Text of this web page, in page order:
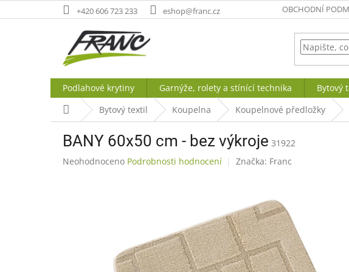
na
+420 606 723 233 eshop@franc.cz OBCHODNÍ
Podlahové krytiny Garnýže, rolety a stínící technika Bytový
Domů Bytový textil Koupelna Koupelnové předložky
BANY 60x50 cm - bez výkroje 31922
Průměrné
Neohodnoceno Podrobnosti hodnocení Značka: Franc